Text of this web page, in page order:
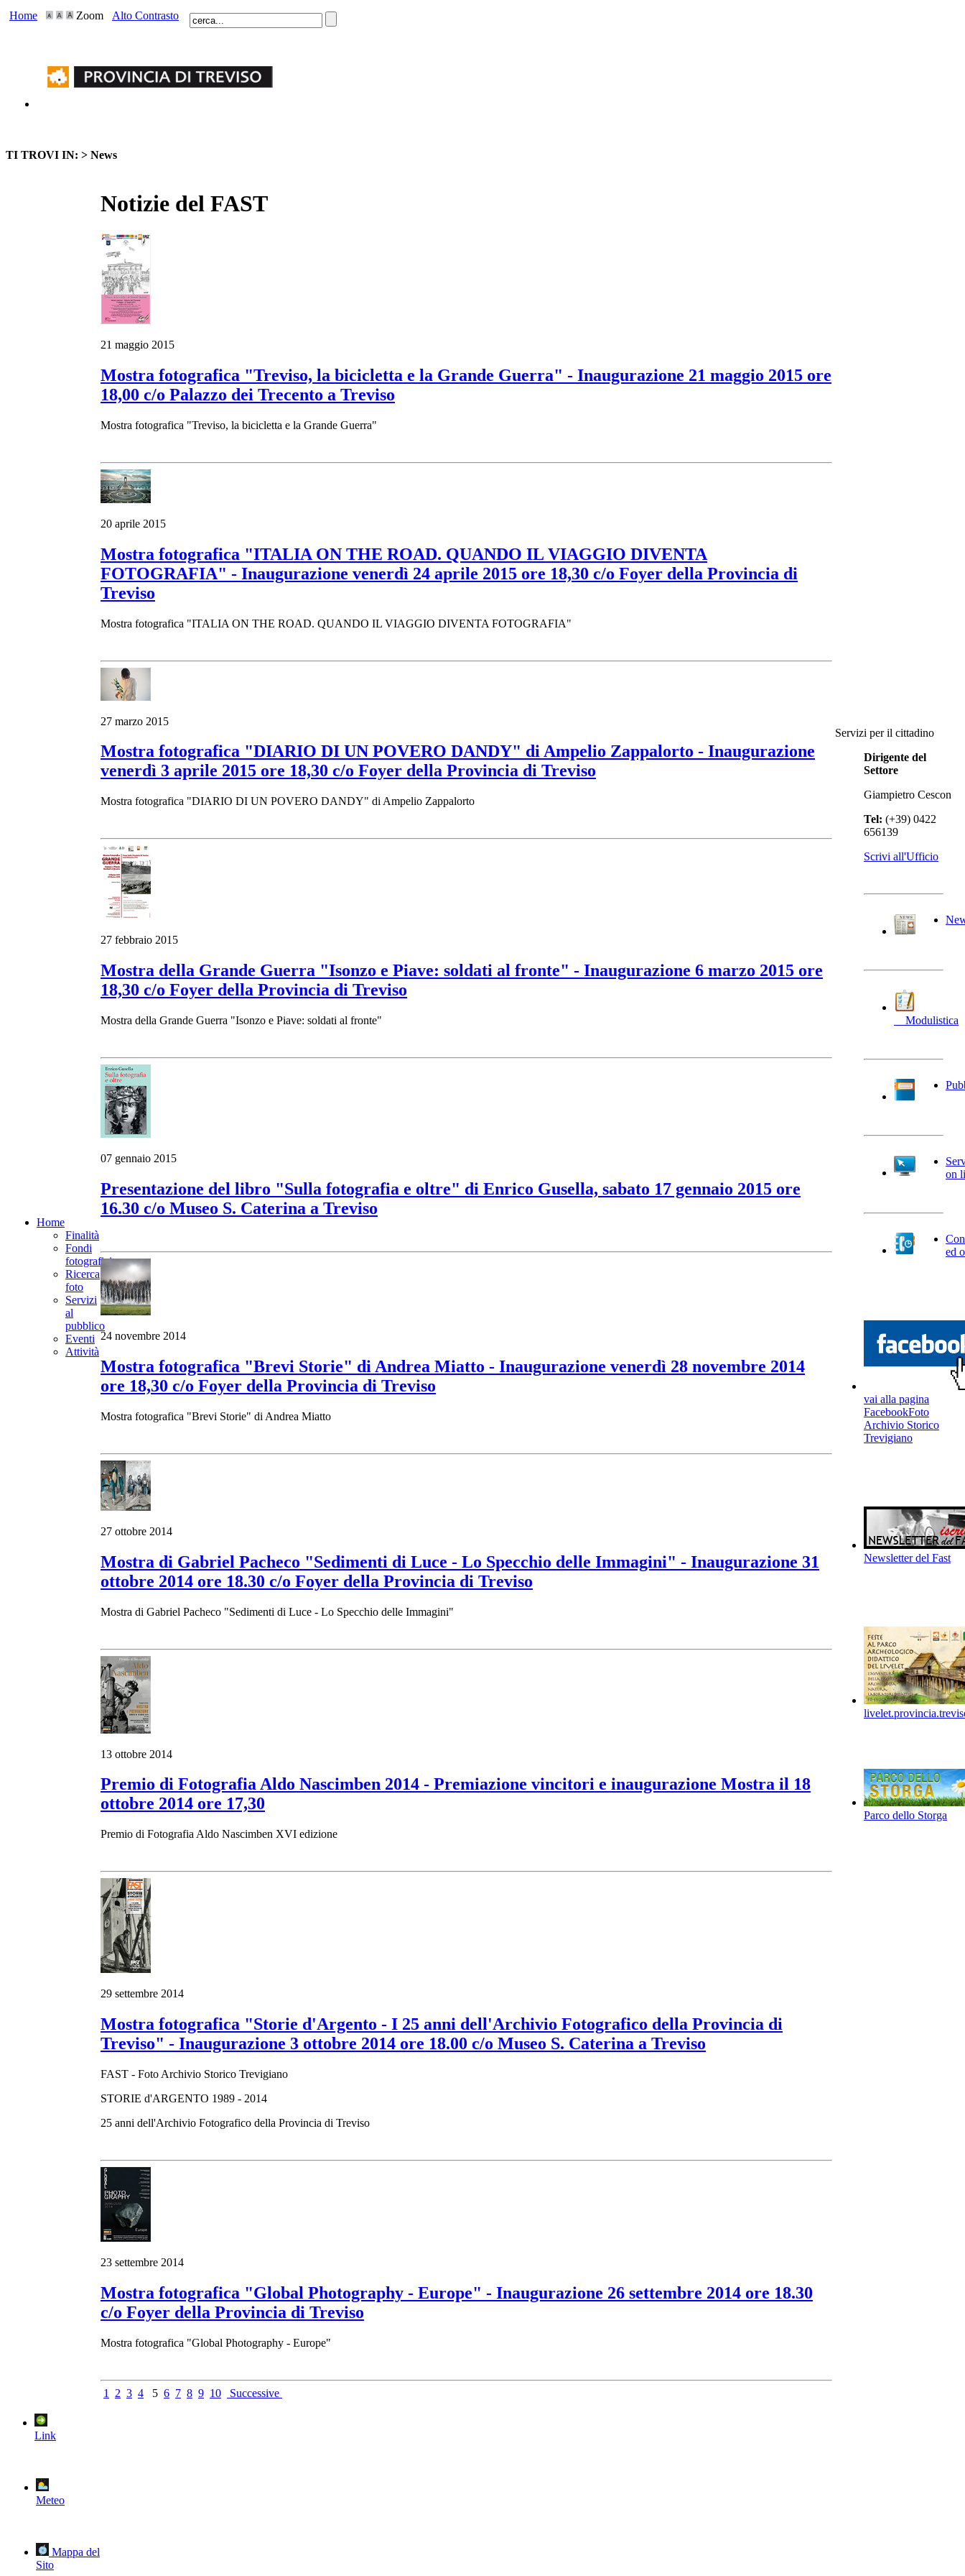
Home Zoom Alto Contrasto
TI TROVI IN: > News
Home
Finalità
Fondi
fotografici
Ricerca
foto
Servizi
al
pubblico
Eventi
Attività
Notizie del FAST
21 maggio 2015
Mostra fotografica "Treviso, la bicicletta e la Grande Guerra" - Inaugurazione 21 maggio 2015 ore
18,00 c/o Palazzo dei Trecento a Treviso
Mostra fotografica "Treviso, la bicicletta e la Grande Guerra"
20 aprile 2015
Mostra fotografica "ITALIA ON THE ROAD. QUANDO IL VIAGGIO DIVENTA
FOTOGRAFIA" - Inaugurazione venerdì 24 aprile 2015 ore 18,30 c/o Foyer della Provincia di
Treviso
Mostra fotografica "ITALIA ON THE ROAD. QUANDO IL VIAGGIO DIVENTA FOTOGRAFIA"
27 marzo 2015
Mostra fotografica "DIARIO DI UN POVERO DANDY" di Ampelio Zappalorto - Inaugurazione
venerdì 3 aprile 2015 ore 18,30 c/o Foyer della Provincia di Treviso
Mostra fotografica "DIARIO DI UN POVERO DANDY" di Ampelio Zappalorto
27 febbraio 2015
Mostra della Grande Guerra "Isonzo e Piave: soldati al fronte" - Inaugurazione 6 marzo 2015 ore
18,30 c/o Foyer della Provincia di Treviso
Mostra della Grande Guerra "Isonzo e Piave: soldati al fronte"
07 gennaio 2015
Presentazione del libro "Sulla fotografia e oltre" di Enrico Gusella, sabato 17 gennaio 2015 ore
16.30 c/o Museo S. Caterina a Treviso
24 novembre 2014
Mostra fotografica "Brevi Storie" di Andrea Miatto - Inaugurazione venerdì 28 novembre 2014
ore 18,30 c/o Foyer della Provincia di Treviso
Mostra fotografica "Brevi Storie" di Andrea Miatto
27 ottobre 2014
Mostra di Gabriel Pacheco "Sedimenti di Luce - Lo Specchio delle Immagini" - Inaugurazione 31
ottobre 2014 ore 18.30 c/o Foyer della Provincia di Treviso
Mostra di Gabriel Pacheco "Sedimenti di Luce - Lo Specchio delle Immagini"
13 ottobre 2014
Premio di Fotografia Aldo Nascimben 2014 - Premiazione vincitori e inaugurazione Mostra il 18
ottobre 2014 ore 17,30
Premio di Fotografia Aldo Nascimben XVI edizione
29 settembre 2014
Mostra fotografica "Storie d'Argento - I 25 anni dell'Archivio Fotografico della Provincia di
Treviso" - Inaugurazione 3 ottobre 2014 ore 18.00 c/o Museo S. Caterina a Treviso
FAST - Foto Archivio Storico Trevigiano
STORIE d'ARGENTO 1989 - 2014
25 anni dell'Archivio Fotografico della Provincia di Treviso
23 settembre 2014
Mostra fotografica "Global Photography - Europe" - Inaugurazione 26 settembre 2014 ore 18.30
c/o Foyer della Provincia di Treviso
Mostra fotografica "Global Photography - Europe"
1 2 3 4 5 6 7 8 9 10 Successive
Servizi per il cittadino
Dirigente del
Settore
Giampietro Cescon
Tel: (+39) 0422
656139
Scrivi all'Ufficio
__Modulistica
on
ed
vai alla pagina
FacebookFoto
Archivio Storico
Trevigiano
Newsletter del Fast
Parco dello Storga
Link
Meteo
Mappa del
Sito